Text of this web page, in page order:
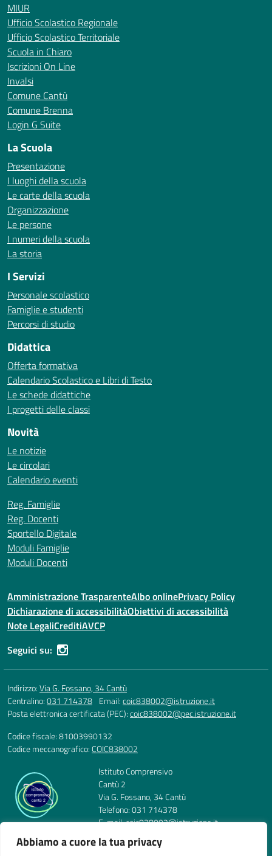
Abbiamo a cuore la tua privacy
MIUR
Ufficio Scolastico Regionale
Ufficio Scolastico Territoriale
Scuola in Chiaro
Iscrizioni On Line
Invalsi
Comune Cantù
Comune Brenna
Login G Suite
La Scuola
Presentazione
I luoghi della scuola
Le carte della scuola
Organizzazione
Le persone
I numeri della scuola
La storia
I Servizi
Personale scolastico
Famiglie e studenti
Percorsi di studio
Didattica
Offerta formativa
Calendario Scolastico e Libri di Testo
Le schede didattiche
I progetti delle classi
Novità
Le notizie
Le circolari
Calendario eventi
Reg. Famiglie
Reg. Docenti
Sportello Digitale
Moduli Famiglie
Moduli Docenti
Amministrazione TrasparenteAlbo onlinePrivacy Policy
Dichiarazione di accessibilitàObiettivi di accessibilità
Note LegaliCreditiAVCP
Seguici su:
Indirizzo:Via G. Fossano, 34 Cantù
Centralino:031 714378 Email:coic838002@istruzione.it
Posta elettronica certificata (PEC):coic838002@pec.istruzione.it
Codice fiscale: 81003990132
Codice meccanografico:COIC838002
Istituto Comprensivo
Cantù 2
Via G. Fossano, 34 Cantù
Telefono: 031 714378
E-mail: coic838002@istruzione.it
PEC: coic838002@pec.istruzione.it
Codice Meccanografico: COIC838002